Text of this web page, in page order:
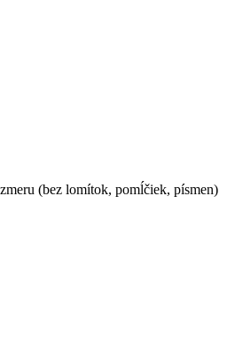
(bez lomítok, pomĺčiek, písmen)